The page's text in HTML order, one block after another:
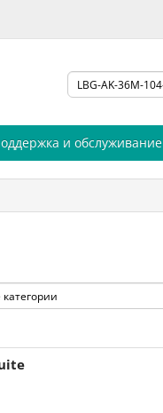
и обслуживание